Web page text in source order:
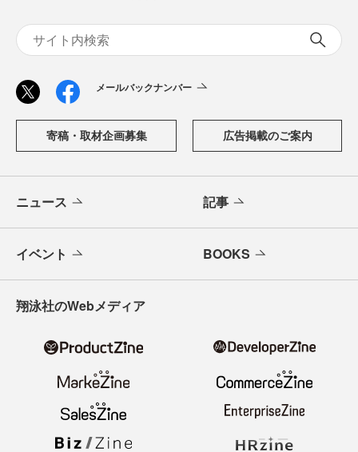
メールバックナンバー
寄稿・取材企画募集 広告掲載のご案内
ニュース 記事
イベント BOOKS
翔泳社のWebメディア